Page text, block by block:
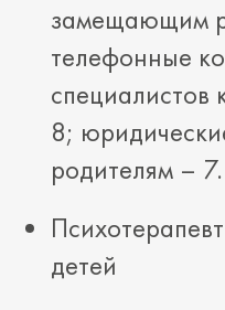
замещающим
телефонные
специалистов
8;
родителям – 7.
детей